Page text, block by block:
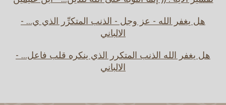
هل يغفر الله - عز وجل - الذنب المتكرِّر الذي ي... -
الالباني
هل يغفر الله الذنب المتكرر الذي ينكره قلب فاعل... -
الالباني